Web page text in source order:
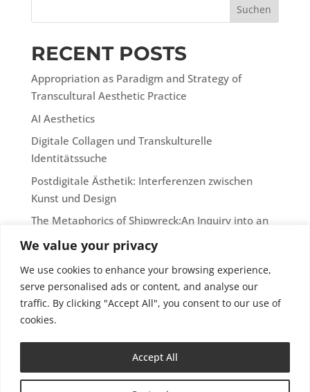
We value your privacy
We use cookies to enhance your browsing experience,
serve personalised ads or content, and analyse our
traffic. By clicking "Accept All", you consent to our use of
cookies.
Accept All
Suchen
RECENT POSTS
Appropriation as Paradigm and Strategy of
Transcultural Aesthetic Practice
AI Aesthetics
Digitale Collagen und Transkulturelle
Identitätssuche
Postdigitale Ästhetik: Interferenzen zwischen
Kunst und Design
The Metaphorics of Shipwreck:An Inquiry into an
Art-Historical Metaphorologyin the Wake of Hans
Blumenberg
RECENT COMMENTS
Es sind keine Kommentare vorhanden.